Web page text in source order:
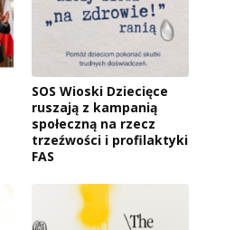
SOS Wioski Dziecięce
ruszają z kampanią
społeczną na rzecz
trzeźwości i profilaktyki
FAS